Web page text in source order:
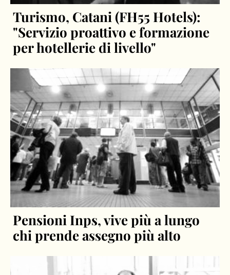
Turismo, Catani (FH55 Hotels):
"Servizio proattivo e formazione
per hotellerie di livello"
Pensioni Inps, vive più a lungo
chi prende assegno più alto